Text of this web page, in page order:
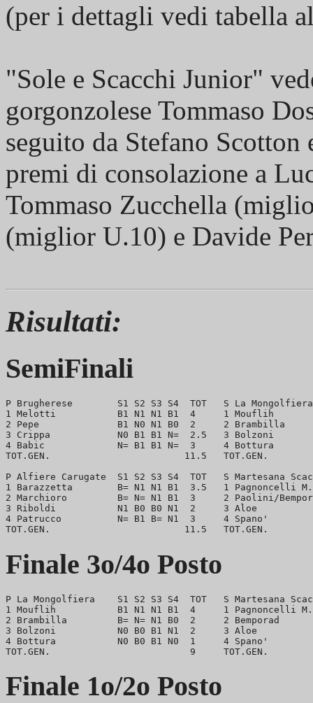
(per i dettagli vedi tabella
"Sole e Scacchi Junior"
gorgonzolese Tommaso
seguito da Stefano
premi di consolazione a
Tommaso Zucchella
(miglior U.10) e Davide
Risultati:
SemiFinali
P Brugherese        S1 S2 S3 S4  TOT   S La
1 Melotti           B1 N1 N1 B1  4     1 Mouflih
2 Pepe              B1 N0 N1 B0  2     2 Brambilla
3 Crippa            N0 B1 B1 N=  2.5   3 Bolzoni
4 Babic             N= B1 B1 N=  3     4 Bottura
TOT.GEN.                        11.5
P Alfiere Carugate  S1 S2 S3 S4  TOT   S Martesana
1 Barazzetta        B= N1 N1 B1  3.5   1 Pagnoncelli
2 Marchioro         B= N= N1 B1  3     2 Paolini/
3 Riboldi           N1 B0 B0 N1  2     3 Aloe
4 Patrucco          N= B1 B= N1  3     4 Spano'
Finale 3o/4o Posto
P La Mongolfiera    S1 S2 S3 S4  TOT   S Martesana
1 Mouflih           B1 N1 N1 B1  4     1 Pagnoncelli
2 Brambilla         B= N= N1 B0  2     2 Bemporad
3 Bolzoni           N0 B0 B1 N1  2     3 Aloe
4 Bottura           N0 B0 B1 N0  1     4 Spano'
Finale 1o/2o Posto